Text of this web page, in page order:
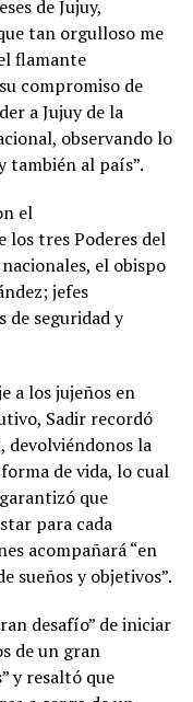
de Jujuy,
tan orgulloso me
flamante
compromiso de
a Jujuy de la
observando lo
también al país”.
el
los tres Poderes del
el obispo
jefes
de seguridad y
a los jujeños en
Sadir recordó
devolviéndonos la
de vida, lo cual
que
para cada
acompañará “en
sueños y objetivos”.
desafío” de iniciar
de un gran
y resaltó que